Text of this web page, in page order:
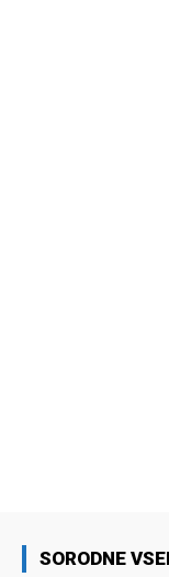
SORODNE